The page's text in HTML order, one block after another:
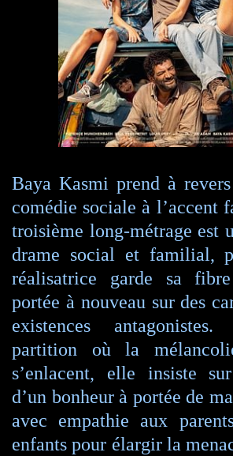
Baya Kasmi prend à
comédie sociale à l’accent
troisième long-métrage est
drame social et familial,
réalisatrice garde sa fibre
portée à nouveau sur des
existences
partition où la
s’enlacent, elle insiste
d’un bonheur à portée de
avec empathie aux
enfants pour élargir la